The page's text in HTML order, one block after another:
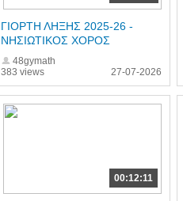
383 views
ΓΙΟΡΤΗ ΛΗΞΗΣ 2025-26 -
ΝΗΣΙΩΤΙΚΟΣ ΧΟΡΟΣ
48gymath
27-07-2026
00:12:11